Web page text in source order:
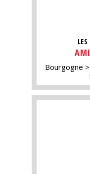
Bourgogne